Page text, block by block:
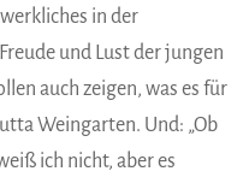
in der
und Lust der jungen
auch zeigen, was es für
Weingarten. Und: „Ob
ich nicht, aber es